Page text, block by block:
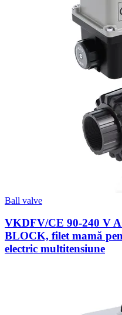
Ball valve
VKDFV/CE 90-240 V
BLOCK, filet mamă
electric multitensiune